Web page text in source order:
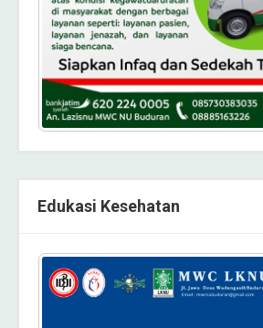
Edukasi Kesehatan